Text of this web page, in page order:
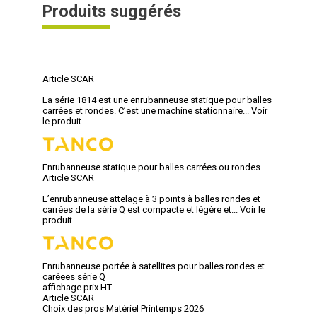
Produits suggérés
Article SCAR
La série 1814 est une enrubanneuse statique pour balles
carrées et rondes. C’est une machine stationnaire...
Voir
le produit
Enrubanneuse statique pour balles carrées ou rondes
Article SCAR
L’enrubanneuse attelage à 3 points à balles rondes et
carrées de la série Q est compacte et légère et...
Voir le
produit
Enrubanneuse portée à satellites pour balles rondes et
caréees série Q
affichage prix HT
Article SCAR
Choix des pros Matériel Printemps 2026